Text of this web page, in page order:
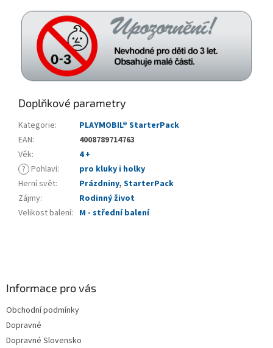
Doplňkové parametry
Kategorie:
PLAYMOBIL® StarterPack
EAN:
4008789714763
Věk:
4 +
? Pohlaví:
pro kluky i holky
Herní svět: Prázdniny, StarterPack
Zájmy:
Rodinný život
Velikost balení: M - střední balení
Informace pro vás
Obchodní podmínky
Dopravné
Dopravné Slovensko